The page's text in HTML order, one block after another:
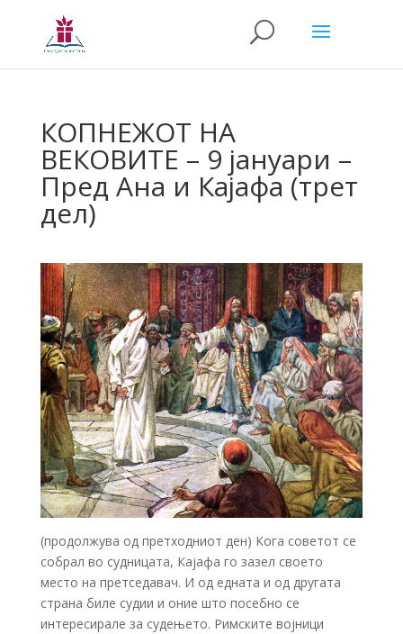
КОПНЕЖОТ НА
ВЕКОВИТЕ – 9 јануари –
Пред Ана и Кајафа (трет
дел)
(продолжува од претходниот ден) Кога советот се
собрал во судницата, Кајафа го зазел своето
место на претседавач. И од едната и од другата
страна биле судии и оние што посебно се
интересирале за судењето. Римските војници